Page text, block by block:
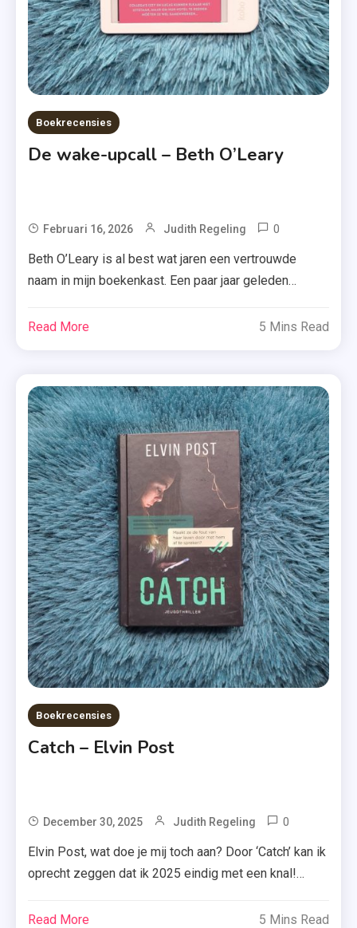
De
Fontein
,
Vier
Sterren
Boekrecensies
De wake-upcall – Beth O’Leary
Februari 16, 2026 Judith Regeling 0
Wake-
Enemies-
To-
Lovers
,
,
Recensie
,
Roman
,
Uitgeverij
De
Fontein
Beth O’Leary is al best wat jaren een vertrouwde
naam in mijn boekenkast. Een paar jaar geleden
daarna net wat minder onder de indruk was van ‘De
[…]
Read More 5 Mins Read
Boekrecensies
Catch – Elvin Post
December 30, 2025 Judith Regeling 0
Elvin Post, wat doe je mij toch aan? Door ‘Catch’ kan ik
oprecht zeggen dat ik 2025 eindig met een knal!
Catch, een populaire jongerenapp. Hoewel ze elkaar
Read More 5 Mins Read